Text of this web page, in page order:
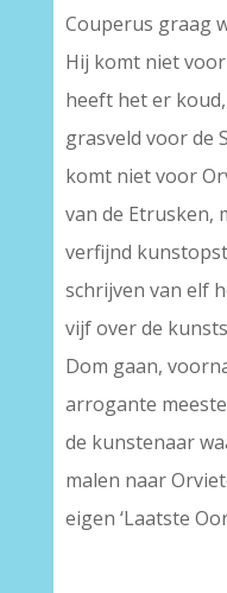
Couperus graag
Hij komt niet
heeft het er
grasveld voor de
komt niet voor
van de Etrusken,
verfijnd
schrijven van elf
vijf over de
Dom gaan,
arrogante
de kunstenaar
malen naar
eigen ‘Laatste